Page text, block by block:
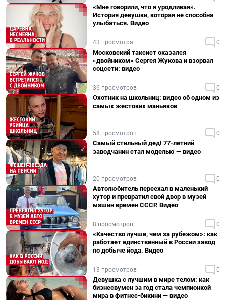
«Мне говорили, что я уродливая».
История девушки, которая не способна
улыбаться. Видео
43 просмотра 0
Московский таксист оказался
«двойником» Сергея Жукова и взорвал
соцсети: видео
36 просмотров 0
Охотник на школьниц: видео об одном из
самых жестоких маньяков
58 просмотров 0
Самый стильный дед! 77-летний
заводчанин стал моделью — видео
20 просмотров 0
Автолюбитель переехал в маленький
хутор и превратил свой двор в музей
машин времен СССР. Видео
8 просмотров 0
«Качество лучше, чем за рубежом»: как
работает единственный в России завод
по добыче йода. Видео
13 просмотров 0
Девушка с лучшим в мире телом: как
бизнесвумен за год стала чемпионкой
мира в фитнес-бикини — видео